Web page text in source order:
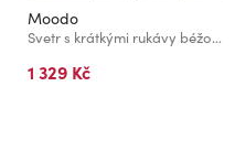
Moodo
Svetr s krátkými rukávy béžový Moodo
1 329 Kč